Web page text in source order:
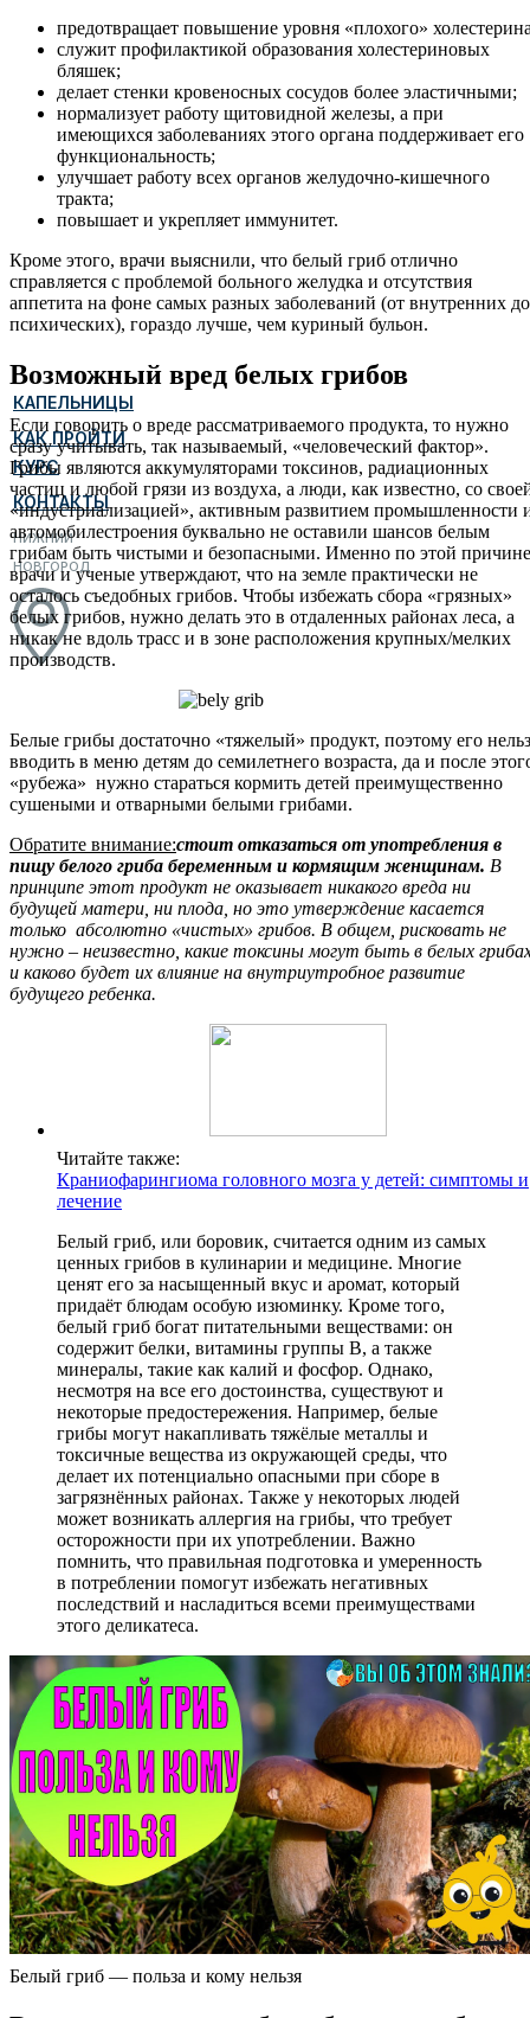
КАПЕЛЬНИЦЫ
КАК ПРОЙТИ
КУРС
КОНТАКТЫ
НИЖНИЙ
НОВГОРОД
предотвращает повышение уровня «плохого»
служит профилактикой образования холестериновых
бляшек;
делает стенки кровеносных сосудов более эластичными;
нормализует работу щитовидной железы, а при
имеющихся заболеваниях этого органа поддерживает его
функциональность;
улучшает работу всех органов желудочно-кишечного
тракта;
повышает и укрепляет иммунитет.
Кроме этого, врачи выяснили, что белый гриб отлично
справляется с проблемой больного желудка и отсутствия
аппетита на фоне самых разных заболеваний (от внутренних до
психических), гораздо лучше, чем куриный бульон.
Возможный вред белых грибов
Если говорить о вреде рассматриваемого продукта, то нужно
сразу учитывать, так называемый, «человеческий фактор».
Грибы являются аккумуляторами токсинов, радиационных
частиц и любой грязи из воздуха, а люди, как известно, со
«индустриализацией», активным развитием промышленности
автомобилестроения буквально не оставили шансов белым
грибам быть чистыми и безопасными. Именно по этой причине
врачи и ученые утверждают, что на земле практически не
осталось съедобных грибов. Чтобы избежать сбора «грязных»
белых грибов, нужно делать это в отдаленных районах леса, а
никак не вдоль трасс и в зоне расположения крупных/мелких
производств.
Белые грибы достаточно «тяжелый» продукт, поэтому его
вводить в меню детям до семилетнего возраста, да и после
«рубежа» нужно стараться кормить детей преимущественно
сушеными и отварными белыми грибами.
Обратите внимание:стоит отказаться от употребления в
пищу белого гриба беременным и кормящим женщинам. В
принципе этот продукт не оказывает никакого вреда ни
будущей матери, ни плода, но это утверждение касается
только абсолютно «чистых» грибов. В общем, рисковать не
нужно – неизвестно, какие токсины могут быть в белых
и каково будет их влияние на внутриутробное развитие
будущего ребенка.
Читайте также:
Краниофарингиома головного мозга у детей: симптомы и
лечение
Белый гриб, или боровик, считается одним из самых
ценных грибов в кулинарии и медицине. Многие
ценят его за насыщенный вкус и аромат, который
придаёт блюдам особую изюминку. Кроме того,
белый гриб богат питательными веществами: он
содержит белки, витамины группы B, а также
минералы, такие как калий и фосфор. Однако,
несмотря на все его достоинства, существуют и
некоторые предостережения. Например, белые
грибы могут накапливать тяжёлые металлы и
токсичные вещества из окружающей среды, что
делает их потенциально опасными при сборе в
загрязнённых районах. Также у некоторых людей
может возникать аллергия на грибы, что требует
осторожности при их употреблении. Важно
помнить, что правильная подготовка и умеренность
в потреблении помогут избежать негативных
последствий и насладиться всеми преимуществами
этого деликатеса.
Белый гриб — польза и кому нельзя